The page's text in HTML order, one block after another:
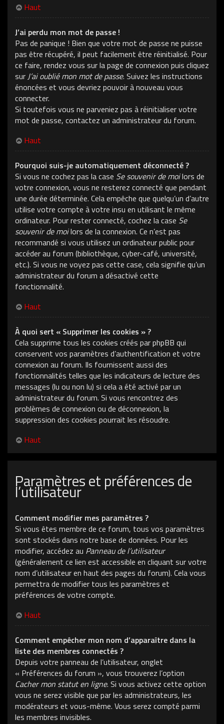
Haut
J’ai perdu mon mot de passe !
Pas de panique ! Bien que votre mot de passe ne puisse
pas être récupéré, il peut facilement être réinitialisé. Pour
ce faire, rendez vous sur la page de connexion puis cliquez
sur J’ai oublié mon mot de passe. Suivez les instructions
énoncées et vous devriez pouvoir à nouveau vous
connecter.
Si toutefois vous ne parveniez pas à réinitialiser votre
mot de passe, contactez un administrateur du forum.
Haut
Pourquoi suis-je automatiquement déconnecté ?
Si vous ne cochez pas la case Se souvenir de moilors de
votre connexion, vous ne resterez connecté que pendant
une durée déterminée. Cela empêche que quelqu’un d’autre
utilise votre compte à votre insu en utilisant le même
ordinateur. Pour rester connecté, cochez la case Se
souvenir de moilors de la connexion. Ce n’est pas
recommandé si vous utilisez un ordinateur public pour
accéder au forum (bibliothèque, cyber-café, université,
etc.). Si vous ne voyez pas cette case, cela signifie qu’un
administrateur du forum a désactivé cette
fonctionnalité.
Haut
À quoi sert « Supprimer les cookies » ?
Cela supprime tous les cookies créés par phpBB qui
conservent vos paramètres d’authentification et votre
connexion au forum. Ils fournissent aussi des
fonctionnalités telles que les indicateurs de lecture des
messages (lu ou non lu) si cela a été activé par un
administrateur du forum. Si vous rencontrez des
problèmes de connexion ou de déconnexion, la
suppression des cookies pourrait les résoudre.
Haut
Paramètres et préférences de
l’utilisateur
Comment modifier mes paramètres ?
Si vous êtes membre de ce forum, tous vos paramètres
sont stockés dans notre base de données. Pour les
modifier, accédez au Panneau de l’utilisateur
(généralement ce lien est accessible en cliquant sur votre
nom d’utilisateur en haut des pages du forum). Cela vous
permettra de modifier tous les paramètres et
préférences de votre compte.
Haut
Comment empêcher mon nom d’apparaître dans la
liste des membres connectés ?
Depuis votre panneau de l’utilisateur, onglet
« Préférences du forum », vous trouverez l’option
Cacher mon statut en ligne. Si vous activez cette option
vous ne serez visible que par les administrateurs, les
modérateurs et vous-même. Vous serez compté parmi
les membres invisibles.